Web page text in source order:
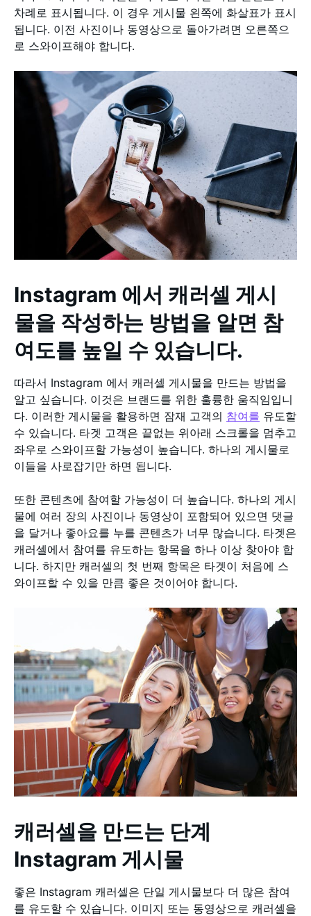
차례로 표시됩니다. 이 경우 게시물 왼쪽에 화살표가 표시
됩니다. 이전 사진이나 동영상으로 돌아가려면 오른쪽으
로 스와이프해야 합니다.
Instagram 에서 캐러셀 게시
물을 작성하는 방법을 알면 참
여도를 높일 수 있습니다.
따라서 Instagram 에서 캐러셀 게시물을 만드는 방법을
알고 싶습니다. 이것은 브랜드를 위한 훌륭한 움직임입니
다. 이러한 게시물을 활용하면 잠재 고객의 참여를 유도할
수 있습니다. 타겟 고객은 끝없는 위아래 스크롤을 멈추고
좌우로 스와이프할 가능성이 높습니다. 하나의 게시물로
이들을 사로잡기만 하면 됩니다.
또한 콘텐츠에 참여할 가능성이 더 높습니다. 하나의 게시
물에 여러 장의 사진이나 동영상이 포함되어 있으면 댓글
을 달거나 좋아요를 누를 콘텐츠가 너무 많습니다. 타겟은
캐러셀에서 참여를 유도하는 항목을 하나 이상 찾아야 합
니다. 하지만 캐러셀의 첫 번째 항목은 타겟이 처음에 스
와이프할 수 있을 만큼 좋은 것이어야 합니다.
캐러셀을 만드는 단계
Instagram 게시물
좋은 Instagram 캐러셀은 단일 게시물보다 더 많은 참여
를 유도할 수 있습니다. 이미지 또는 동영상으로 캐러셀을